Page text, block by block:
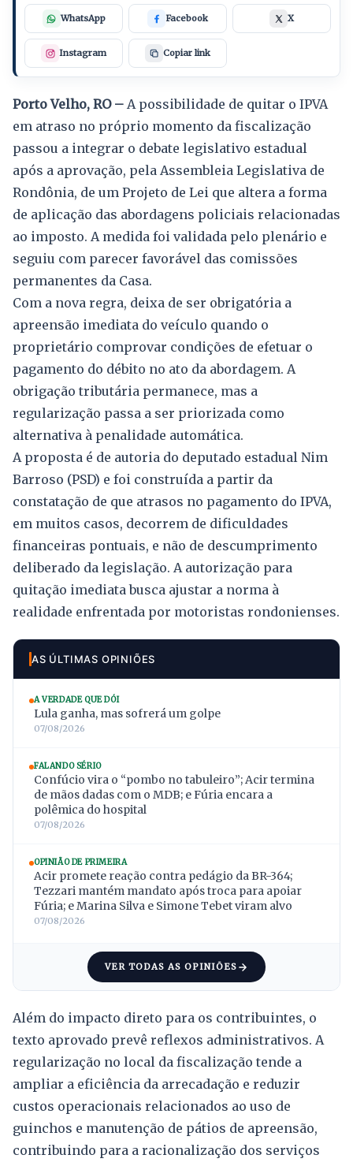
WhatsApp Facebook X
Instagram Copiar link
Porto Velho, RO – A possibilidade de quitar o IPVA
em atraso no próprio momento da fiscalização
passou a integrar o debate legislativo estadual
após a aprovação, pela Assembleia Legislativa de
Rondônia, de um Projeto de Lei que altera a forma
de aplicação das abordagens policiais relacionadas
ao imposto. A medida foi validada pelo plenário e
seguiu com parecer favorável das comissões
permanentes da Casa.
Com a nova regra, deixa de ser obrigatória a
apreensão imediata do veículo quando o
proprietário comprovar condições de efetuar o
pagamento do débito no ato da abordagem. A
obrigação tributária permanece, mas a
regularização passa a ser priorizada como
alternativa à penalidade automática.
A proposta é de autoria do deputado estadual Nim
Barroso (PSD) e foi construída a partir da
constatação de que atrasos no pagamento do IPVA,
em muitos casos, decorrem de dificuldades
financeiras pontuais, e não de descumprimento
deliberado da legislação. A autorização para
quitação imediata busca ajustar a norma à
realidade enfrentada por motoristas rondonienses.
AS ÚLTIMAS OPINIÕES
A VERDADE QUE DÓI
Lula ganha, mas sofrerá um golpe
07/08/2026
FALANDO SÉRIO
Confúcio vira o “pombo no tabuleiro”; Acir termina
de mãos dadas com o MDB; e Fúria encara a
polêmica do hospital
07/08/2026
OPINIÃO DE PRIMEIRA
Acir promete reação contra pedágio da BR-364;
Tezzari mantém mandato após troca para apoiar
Fúria; e Marina Silva e Simone Tebet viram alvo
07/08/2026
VER TODAS AS OPINIÕES
Além do impacto direto para os contribuintes, o
texto aprovado prevê reflexos administrativos. A
regularização no local da fiscalização tende a
ampliar a eficiência da arrecadação e reduzir
custos operacionais relacionados ao uso de
guinchos e manutenção de pátios de apreensão,
contribuindo para a racionalização dos serviços